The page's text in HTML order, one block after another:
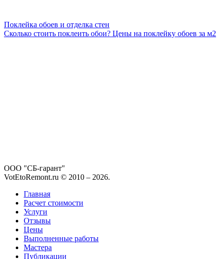
Поклейка обоев и отделка стен
Сколько стоить поклеить обои? Цены на поклейку обоев за м2
ООО "СБ-гарант"
VotEtoRemont.ru © 2010 – 2026.
Главная
Расчет стоимости
Услуги
Отзывы
Цены
Выполненные работы
Мастера
Публикации